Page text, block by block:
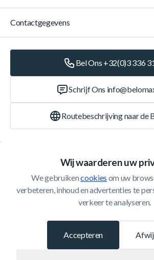
Wij waarderen uw
We gebruiken cookies om uw
verbeteren, inhoud en advertenties te
verkeer te analyseren.
Accepteren
Klantenservice
Contactgegevens
Bel Ons +32(0)3 336
Schrijf Ons
Routebeschrijving naar de